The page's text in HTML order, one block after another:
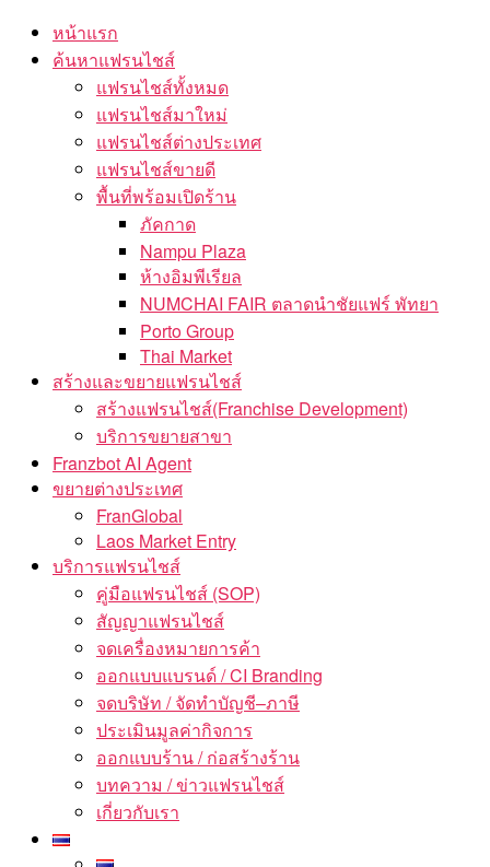
หน้าแรก
ค้นหาแฟรนไชส์
แฟรนไชส์ทั้งหมด
แฟรนไชส์มาใหม่
แฟรนไชส์ต่างประเทศ
แฟรนไชส์ขายดี
พื้นที่พร้อมเปิดร้าน
ภัคกาด
Nampu Plaza
ห้างอิมพีเรียล
NUMCHAI FAIR ตลาดนำชัยแฟร์ พัทยา
Porto Group
Thai Market
สร้างและขยายแฟรนไชส์
สร้างแฟรนไชส์(Franchise Development)
บริการขยายสาขา
Franzbot AI Agent
ขยายต่างประเทศ
FranGlobal
Laos Market Entry
บริการแฟรนไชส์
คู่มือแฟรนไชส์ (SOP)
สัญญาแฟรนไชส์
จดเครื่องหมายการค้า
ออกแบบแบรนด์ / CI Branding
จดบริษัท / จัดทำบัญชี–ภาษี
ประเมินมูลค่ากิจการ
ออกแบบร้าน / ก่อสร้างร้าน
บทความ / ข่าวแฟรนไชส์
เกี่ยวกับเรา